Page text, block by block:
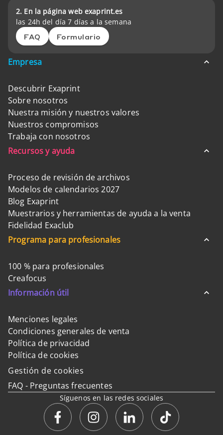
2. En la página web exaprint.es
las 24h del día 7 días a la semana
FAQ Formulario
Empresa
Descubrir Exaprint
Sobre nosotros
Nuestra misión y nuestros valores
Nuestros compromisos
Trabaja con nosotros
Recursos y ayuda
Proceso de revisión de archivos
Modelos de calendarios 2027
Blog Exaprint
Muestrarios y herramientas de ayuda a la venta
Fidelidad Exaclub
Programa para profesionales
100 % para profesionales
Creafocus
Información útil
Menciones legales
Condiciones generales de venta
Política de privacidad
Política de cookies
Gestión de cookies
FAQ - Preguntas frecuentes
Síguenos en las redes sociales